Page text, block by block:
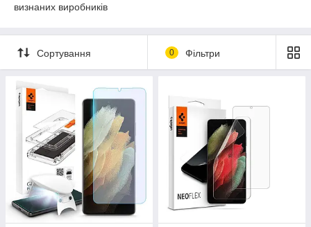
визнаних виробників
Сортування 0 Фільтри